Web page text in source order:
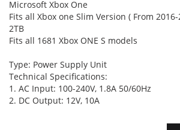
Microsoft Xbox One
Fits all Xbox one Slim Version ( From 2016-
2TB
Fits all 1681 Xbox ONE S models
Type: Power Supply Unit
Technical Specifications:
1. AC Input: 100-240V, 1.8A 50/60Hz
2. DC Output: 12V, 10A